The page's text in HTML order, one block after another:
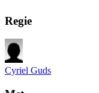
Regie
Cyriel Guds